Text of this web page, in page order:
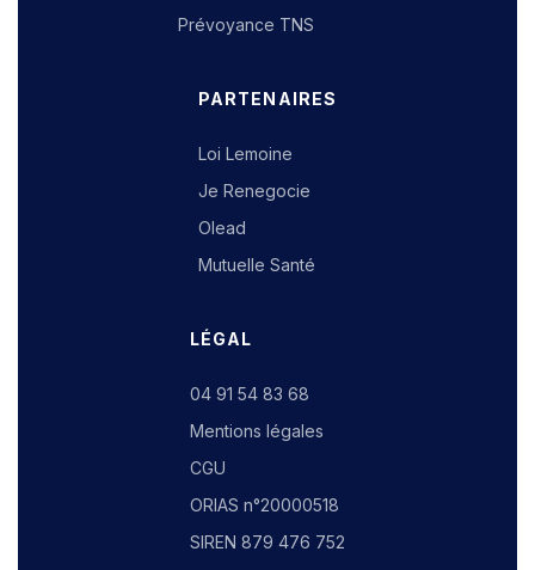
Prévoyance TNS
PARTENAIRES
Loi Lemoine
Je Renegocie
Olead
Mutuelle Santé
LÉGAL
04 91 54 83 68
Mentions légales
CGU
ORIAS n°20000518
SIREN 879 476 752